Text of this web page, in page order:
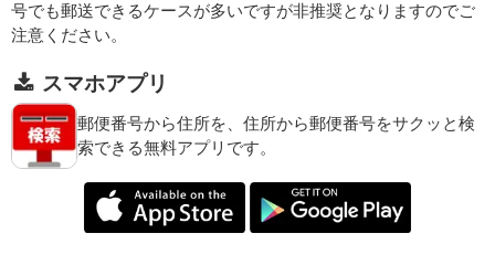
号でも郵送できるケースが多いですが非推奨となりますのでご
注意ください。
スマホアプリ
郵便番号から住所を、住所から郵便番号をサクッと検
索できる無料アプリです。